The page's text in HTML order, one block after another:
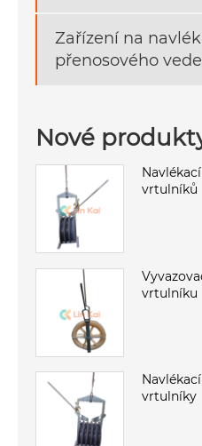
Zařízení na
přenosového
Nové
vrtulníků
vrtulníku
vrtulníky